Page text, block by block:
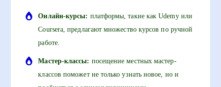
Онлайн-курсы: платформы, такие как Udemy или
Coursera, предлагают множество курсов по ручной
работе.
Мастер-классы: посещение местных мастер-
классов поможет не только узнать новое, но и